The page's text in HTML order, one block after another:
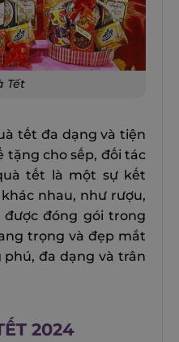
Tết
tết đa dạng và tiện
tặng cho sếp, đối tác
tết là một sự kết
nhau, như rượu,
đóng gói trong
trọng và đẹp mắt
phú, đa dạng và trân
2024